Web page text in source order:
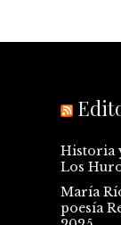
Historia
Los
María
poesía